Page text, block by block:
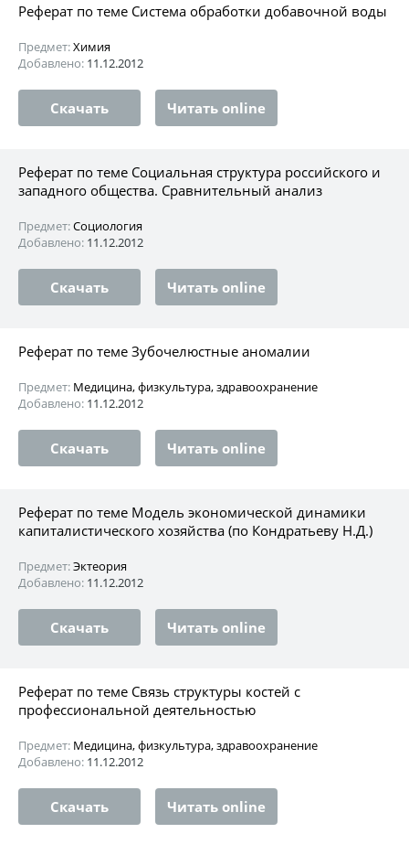
Реферат по теме Система обработки добавочной воды
Предмет:Химия
Добавлено: 11.12.2012
Скачать Читать online
Реферат по теме Социальная структура российского и
западного общества. Сравнительный анализ
Предмет:Социология
Добавлено: 11.12.2012
Скачать Читать online
Реферат по теме Зубочелюстные аномалии
Предмет: Медицина, физкультура, здравоохранение
Добавлено: 11.12.2012
Скачать Читать online
Реферат по теме Модель экономической динамики
капиталистического хозяйства (по Кондратьеву Н.Д.)
Предмет:Эктеория
Добавлено: 11.12.2012
Скачать Читать online
Реферат по теме Связь структуры костей с
профессиональной деятельностью
Предмет: Медицина, физкультура, здравоохранение
Добавлено: 11.12.2012
Скачать Читать online